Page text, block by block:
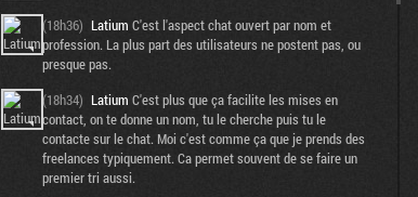
(18h36) Latium C'est l'aspect chat ouvert par nom et
profession. La plus part des utilisateurs ne postent pas, ou
presque pas.
(18h34) Latium C'est plus que ça facilite les mises en
contact, on te donne un nom, tu le cherche puis tu le
contacte sur le chat. Moi c'est comme ça que je prends des
freelances typiquement. Ca permet souvent de se faire un
premier tri aussi.